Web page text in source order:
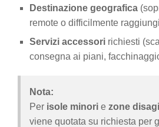
Destinazione geografica
remote o difficilmente
Servizi accessori richiesti
consegna ai piani,
Nota:
Per isole minori e zone
viene quotata su richiesta per